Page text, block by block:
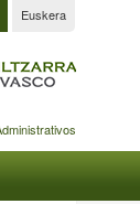
Euskera